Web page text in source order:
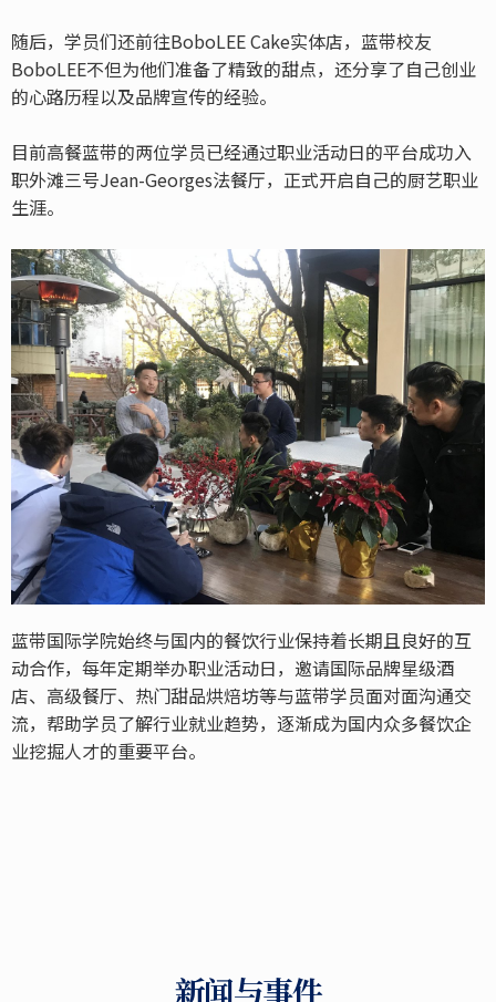
随后，学员们还前往BoboLEE Cake实体店，蓝带校友
BoboLEE不但为他们准备了精致的甜点，还分享了自己创业
的心路历程以及品牌宣传的经验。
目前高餐蓝带的两位学员已经通过职业活动日的平台成功入
职外滩三号Jean-Georges法餐厅，正式开启自己的厨艺职业
生涯。
蓝带国际学院始终与国内的餐饮行业保持着长期且良好的互
动合作，每年定期举办职业活动日，邀请国际品牌星级酒
店、高级餐厅、热门甜品烘焙坊等与蓝带学员面对面沟通交
流，帮助学员了解行业就业趋势，逐渐成为国内众多餐饮企
业挖掘人才的重要平台。
新闻与事件